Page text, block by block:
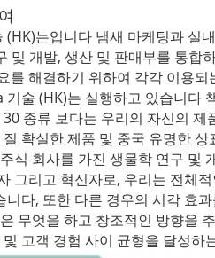
는입니다 냄새 마케팅과 실
및 개발, 생산 및 판매부를 통
를 해결하기 위하여 각각 이용
술 (HK)는 실행하고 있습니다
종류 보다는 우리의 자신의
확실한 제품 및 중국 유명한
식 회사를 가진 생물학 연구 및
그리고 혁신자로, 우리는 전체
니다, 또한 다른 경우의 시각 효
무엇을 하고 창조적인 방향을
고객 경험 사이 균형을 달성하